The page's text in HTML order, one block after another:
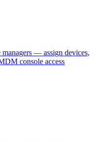
— assign devices,
console access